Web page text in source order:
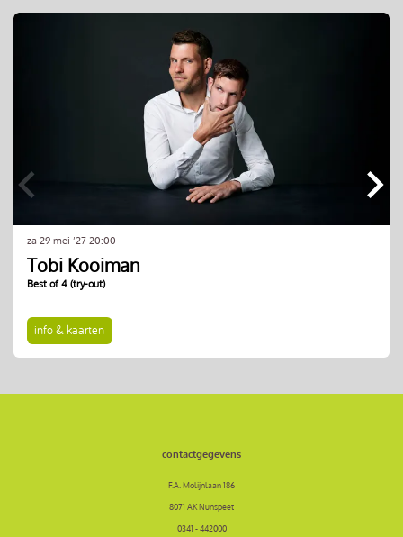
Tobi Kooiman
Best of 4 (try-out)
za 29 mei ’27 20:00
info & kaarten
contactgegevens
F.A. Molijnlaan 186
8071 AK Nunspeet
0341 - 442000